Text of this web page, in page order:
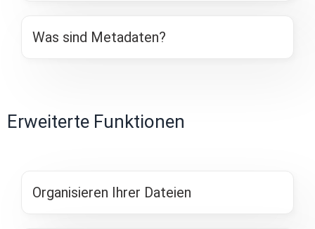
Was sind Metadaten?
Erweiterte Funktionen
Organisieren Ihrer Dateien